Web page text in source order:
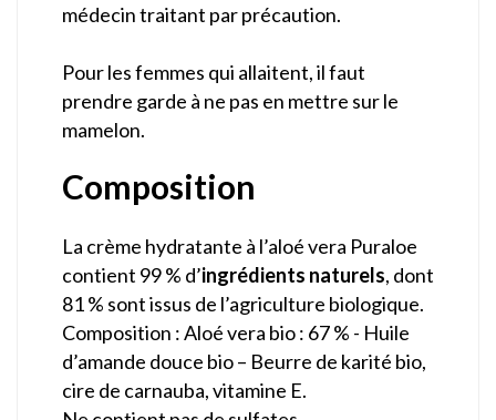
médecin traitant par précaution.
Pour les femmes qui allaitent, il faut
prendre garde à ne pas en mettre sur le
mamelon.
Composition
La crème hydratante à l’aloé vera Puraloe
contient 99 % d’ingrédients naturels, dont
81 % sont issus de l’agriculture biologique.
Composition : Aloé vera bio : 67 % - Huile
d’amande douce bio – Beurre de karité bio,
cire de carnauba, vitamine E.